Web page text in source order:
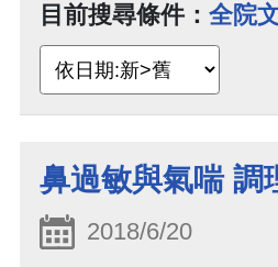
目前搜尋條件： 全院
鼻過敏與氣喘 調
2018/6/20